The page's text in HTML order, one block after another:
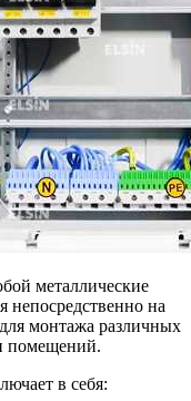
металлические
непосредственно на
монтажа различных
помещений.
в себя: